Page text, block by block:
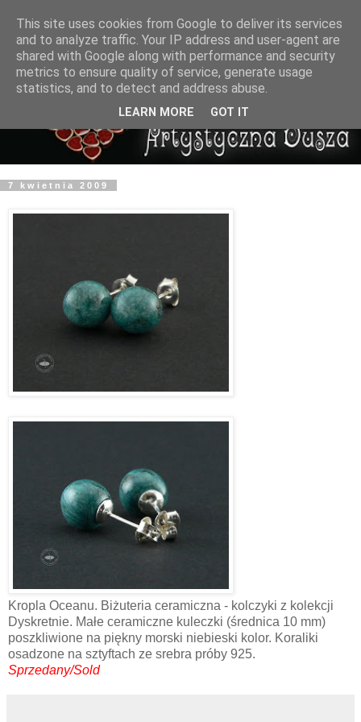
7 kwietnia 2009
Kropla Oceanu. Biżuteria ceramiczna - kolczyki z kolekcji
Dyskretnie. Małe ceramiczne kuleczki (średnica 10 mm)
poszkliwione na piękny morski niebieski kolor. Koraliki
osadzone na sztyftach ze srebra próby 925.
Sprzedany/Sold
This site uses cookies from Google to deliver its services
and to analyze traffic. Your IP address and user-agent are
shared with Google along with performance and security
metrics to ensure quality of service, generate usage
statistics, and to detect and address abuse.
LEARN MORE GOT IT